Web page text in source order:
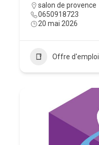
salon de provence
0650918723
20 mai 2026
Offre d'emploi